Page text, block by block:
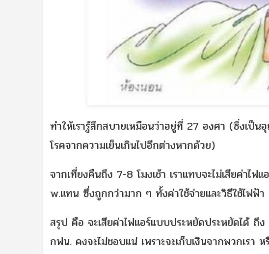
ทำให้เรารู้สึกสบายเหมือนว่าอยู่ที่ 27 องศา (ซึ่งเป็
โรคจากความเย็นเกินไปอีกต่างหากด้วย)
จากเที่ยงคืนถึง 7-8 โมงเช้า เราแทบจะไม่เสียค่าไ
w.แทน ซึ่งถูกกว่ามาก ๆ ทั้งค่าใช้จ่ายและวิธีใช้ไฟฟ้า
สรุป คือ จะเสียค่าไฟแอร์แบบประหยัดประหยัดได้
กฟน. คงจะไม่ชอบแน่ เพราะจะเก็บเงินจากพวกเรา